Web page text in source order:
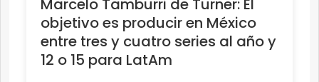
Marcelo Tamburri de Turner: El
objetivo es producir en México
entre tres y cuatro series al año y
12 o 15 para LatAm